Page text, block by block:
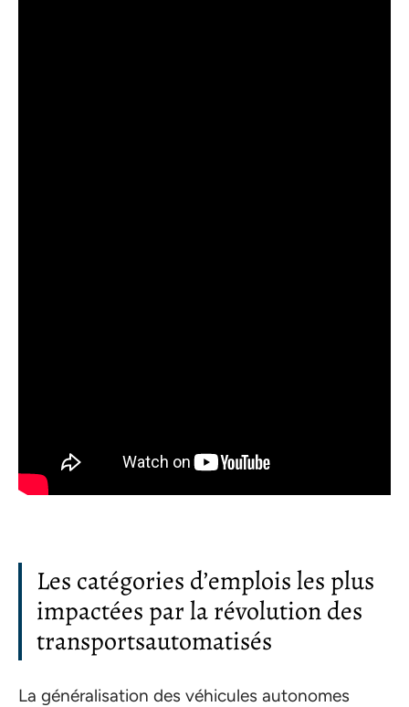
Les catégories d’emplois les plus
impactées par la révolution des
transportsautomatisés
La généralisation des véhicules autonomes